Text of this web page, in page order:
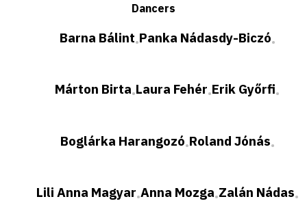
Dancers
Barna Bálint•Panka Nádasdy-Biczó•
Márton Birta•Laura Fehér•Erik Győrfi•
Boglárka Harangozó•Roland Jónás•
Lili Anna Magyar•Anna Mozga•Zalán Nádas•